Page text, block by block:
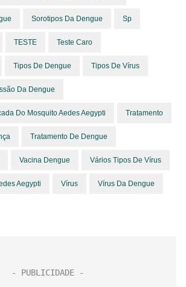
Sorotipos Da Dengue Sp
TESTE Teste Caro
Tipos De Dengue Tipos De Vírus
Da Dengue
Do Mosquito Aedes Aegypti Tratamento
Tratamento De Dengue
Vacina Dengue Vários Tipos De Vírus
Aegypti Vírus Vírus Da Dengue